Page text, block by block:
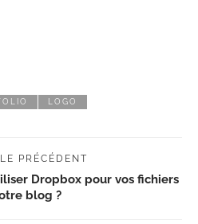
LOGO
PRÉCÉDENT
Dropbox pour vos fichiers
blog ?